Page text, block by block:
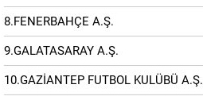
8.FENERBAHÇE A.Ş.
9.GALATASARAY A.Ş.
10.GAZİANTEP FUTBOL KULÜBÜ A.Ş.